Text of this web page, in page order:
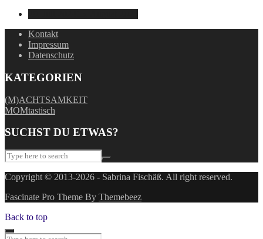
Kontakt
Impressum
Datenschutz
KATEGORIEN
(M)ACHTSAMKEIT
MOMtastisch
SUCHST DU ETWAS?
Copyright © 2013-2026 - Sabrina Fischäß. All right reserved.
Fascinate Pro Theme By Themebeez
Back to top